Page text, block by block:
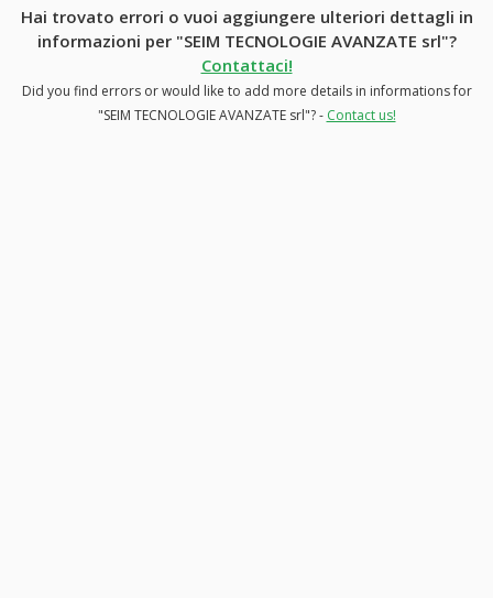
Hai trovato errori o vuoi aggiungere ulteriori dettagli in
informazioni per "SEIM TECNOLOGIE AVANZATE srl"?
Contattaci!
Did you find errors or would like to add more details in informations for
"SEIM TECNOLOGIE AVANZATE srl"? - Contact us!